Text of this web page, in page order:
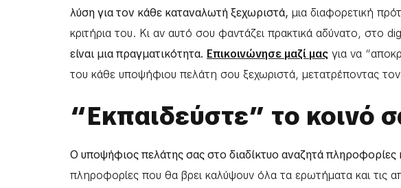
λύση για τον κάθε καταναλωτή ξεχωριστά, μια διαφορετική
κριτήρια του. Κι αν αυτό σου φαντάζει πρακτικά αδύνατο, στο
είναι μια πραγματικότητα. Επικοινώνησε μαζί μας για να
του κάθε υποψήφιου πελάτη σου ξεχωριστά, μετατρέποντας
“Εκπαιδεύστε” το κοινό
Ο υποψήφιος πελάτης σας στο διαδίκτυο αναζητά πληροφορίες
πληροφορίες που θα βρει καλύψουν όλα τα ερωτήματα και τις